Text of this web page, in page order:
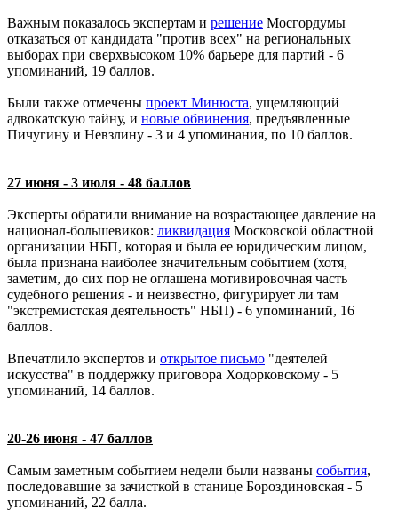
Важным показалось экспертам и решение Мосгордумы
отказаться от кандидата "против всех" на региональных
выборах при сверхвысоком 10% барьере для партий - 6
упоминаний, 19 баллов.
Были также отмечены проект Минюста, ущемляющий
адвокатскую тайну, и новые обвинения, предъявленные
Пичугину и Невзлину - 3 и 4 упоминания, по 10 баллов.
27 июня - 3 июля - 48 баллов
Эксперты обратили внимание на возрастающее давление на
национал-большевиков: ликвидация Московской областной
организации НБП, которая и была ее юридическим лицом,
была признана наиболее значительным событием (хотя,
заметим, до сих пор не оглашена мотивировочная часть
судебного решения - и неизвестно, фигурирует ли там
"экстремистская деятельность" НБП) - 6 упоминаний, 16
баллов.
Впечатлило экспертов и открытое письмо "деятелей
искусства" в поддержку приговора Ходорковскому - 5
упоминаний, 14 баллов.
20-26 июня - 47 баллов
Самым заметным событием недели были названы события,
последовавшие за зачисткой в станице Бороздиновская - 5
упоминаний, 22 балла.